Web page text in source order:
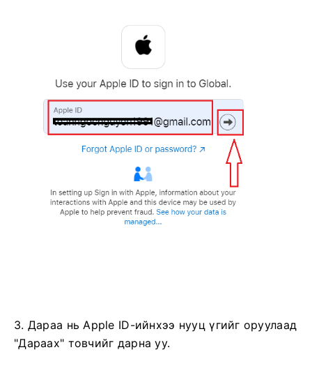
3. Дараа нь Apple ID-ийнхээ нууц үгийг оруулаад
"Дараах" товчийг дарна уу.